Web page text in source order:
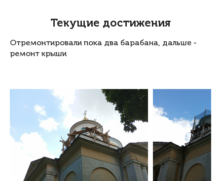
Текущие достижения
Отремонтировали пока два барабана, дальше -
ремонт крыши